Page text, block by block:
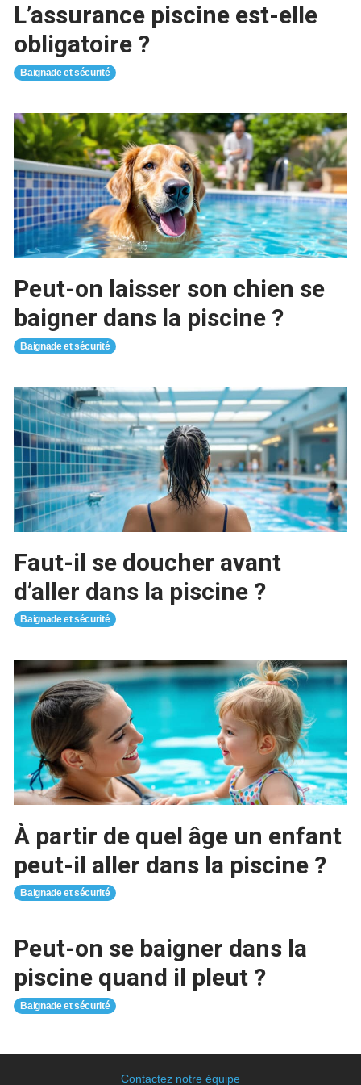
L’assurance piscine est-elle
obligatoire ?
Baignade et sécurité
Peut-on laisser son chien se
baigner dans la piscine ?
Baignade et sécurité
Faut-il se doucher avant
d’aller dans la piscine ?
Baignade et sécurité
À partir de quel âge un enfant
peut-il aller dans la piscine ?
Baignade et sécurité
Peut-on se baigner dans la
piscine quand il pleut ?
Baignade et sécurité
Contactez notre équipe